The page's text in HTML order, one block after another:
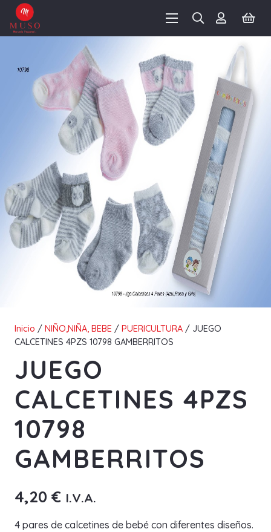
Inicio / NIÑO,NIÑA, BEBE / PUERICULTURA / JUEGO
CALCETINES 4PZS 10798 GAMBERRITOS
JUEGO
CALCETINES 4PZS
10798
GAMBERRITOS
4,20 € I.V.A.
4 pares de calcetines de bebé con diferentes diseños.